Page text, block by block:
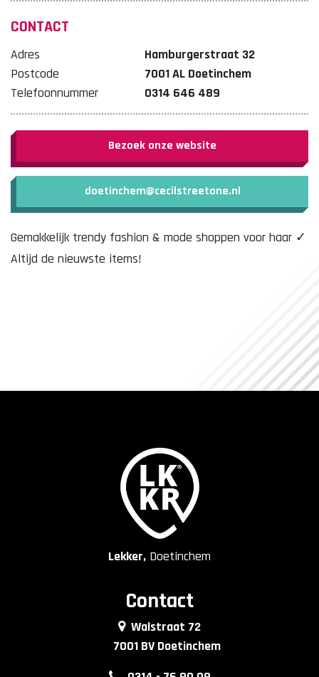
CONTACT
Adres
Hamburgerstraat 32
Postcode
7001 AL Doetinchem
Telefoonnummer
0314 646 489
Bezoek onze website
doetinchem@cecilstreetone.nl
Gemakkelijk trendy fashion & mode shoppen voor haar ✓
Altijd de nieuwste items!
Lekker, Doetinchem
Contact
Walstraat 72
7001 BV Doetinchem